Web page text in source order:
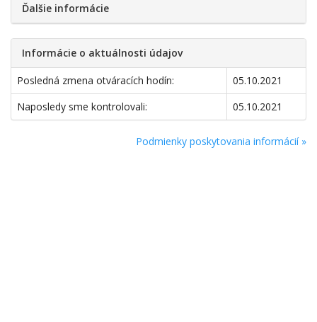
Ďalšie informácie
Informácie o aktuálnosti údajov
Posledná zmena otváracích hodín:
05.10.2021
Naposledy sme kontrolovali:
05.10.2021
Podmienky poskytovania informácií »